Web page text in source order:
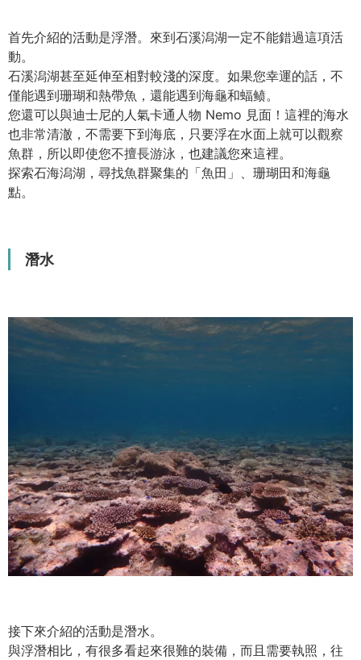
首先介紹的活動是浮潛。來到石溪潟湖一定不能錯過這項活
動。
石溪潟湖甚至延伸至相對較淺的深度。如果您幸運的話，不
僅能遇到珊瑚和熱帶魚，還能遇到海龜和蝠鲼。
您還可以與迪士尼的人氣卡通人物 Nemo 見面！這裡的海水
也非常清澈，不需要下到海底，只要浮在水面上就可以觀察
魚群，所以即使您不擅長游泳，也建議您來這裡。
探索石海潟湖，尋找魚群聚集的「魚田」、珊瑚田和海龜
點。
潛水
接下來介紹的活動是潛水。
與浮潛相比，有很多看起來很難的裝備，而且需要執照，往